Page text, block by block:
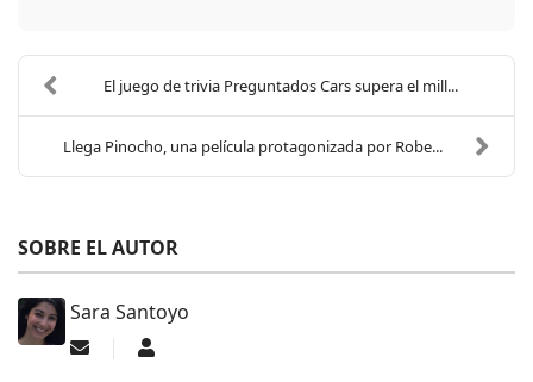
El juego de trivia Preguntados Cars supera el mill...
Llega Pinocho, una película protagonizada por Robe...
SOBRE EL AUTOR
Sara Santoyo
Suscribirse a las actualizaciones
Sara Santoyo